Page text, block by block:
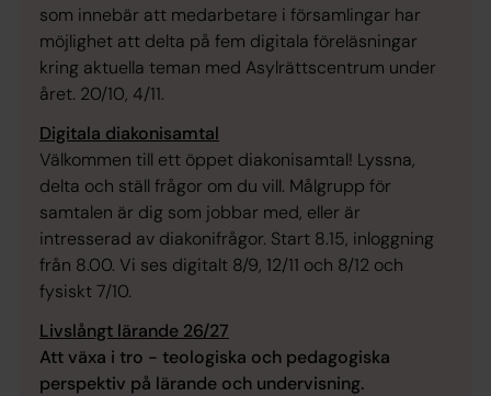
som innebär att medarbetare i församlingar har
möjlighet att delta på fem digitala föreläsningar
kring aktuella teman med Asylrättscentrum under
året. 20/10, 4/11.
Digitala diakonisamtal
Välkommen till ett öppet diakonisamtal! Lyssna,
delta och ställ frågor om du vill. Målgrupp för
samtalen är dig som jobbar med, eller är
intresserad av diakonifrågor. Start 8.15, inloggning
från 8.00. Vi ses digitalt 8/9, 12/11 och 8/12 och
fysiskt 7/10.
Livslångt lärande 26/27
Att växa i tro - teologiska och pedagogiska
perspektiv på lärande och undervisning.